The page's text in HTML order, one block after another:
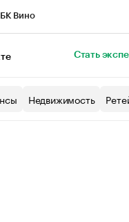
Вино
Стать
Недвижимость